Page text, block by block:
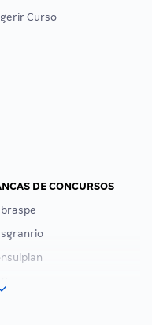
Curso
DE CONCURSOS